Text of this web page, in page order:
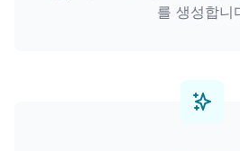
를 생성합니